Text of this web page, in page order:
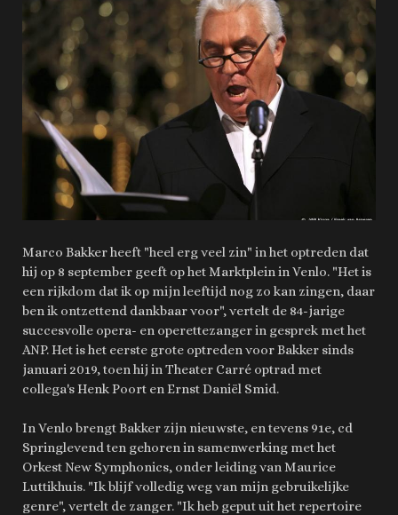
Marco Bakker heeft "heel erg veel zin" in het optreden dat
hij op 8 september geeft op het Marktplein in Venlo. "Het is
een rijkdom dat ik op mijn leeftijd nog zo kan zingen, daar
ben ik ontzettend dankbaar voor", vertelt de 84-jarige
succesvolle opera- en operettezanger in gesprek met het
ANP. Het is het eerste grote optreden voor Bakker sinds
januari 2019, toen hij in Theater Carré optrad met
collega's Henk Poort en Ernst Daniël Smid.
In Venlo brengt Bakker zijn nieuwste, en tevens 91e, cd
Springlevend ten gehoren in samenwerking met het
Orkest New Symphonics, onder leiding van Maurice
Luttikhuis. "Ik blijf volledig weg van mijn gebruikelijke
genre", vertelt de zanger. "Ik heb geput uit het repertoire